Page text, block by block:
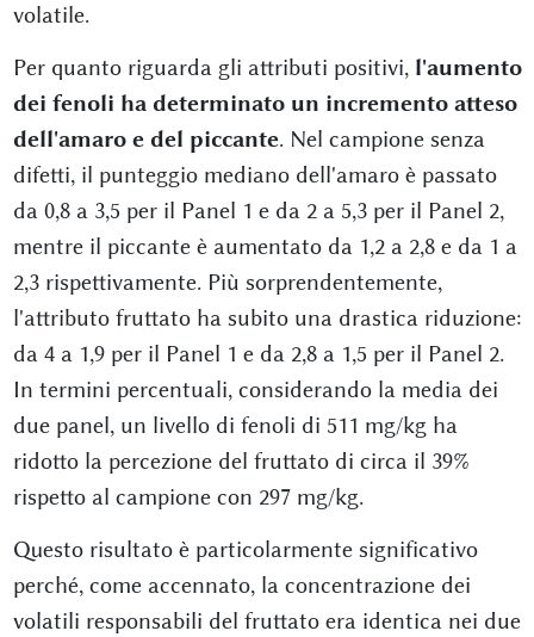
volatile.
Per quanto riguarda gli attributi positivi, l'aumento
dei fenoli ha determinato un incremento atteso
dell'amaro e del piccante. Nel campione senza
difetti, il punteggio mediano dell'amaro è passato
da 0,8 a 3,5 per il Panel 1 e da 2 a 5,3 per il Panel 2,
mentre il piccante è aumentato da 1,2 a 2,8 e da 1 a
2,3 rispettivamente. Più sorprendentemente,
l'attributo fruttato ha subito una drastica riduzione:
da 4 a 1,9 per il Panel 1 e da 2,8 a 1,5 per il Panel 2.
In termini percentuali, considerando la media dei
due panel, un livello di fenoli di 511 mg/kg ha
ridotto la percezione del fruttato di circa il 39%
rispetto al campione con 297 mg/kg.
Questo risultato è particolarmente significativo
perché, come accennato, la concentrazione dei
volatili responsabili del fruttato era identica nei due